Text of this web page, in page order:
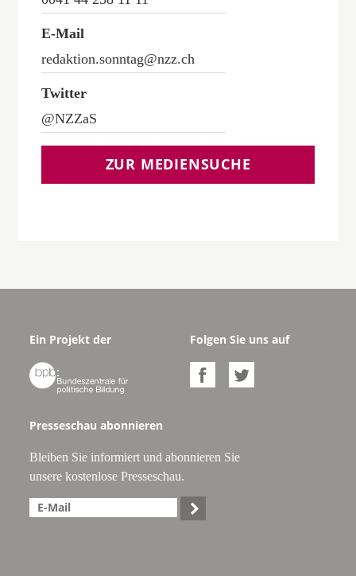
E-Mail
redaktion.sonntag@nzz.ch
Twitter
@NZZaS
ZUR MEDIENSUCHE
Ein Projekt der

Folgen Sie uns auf
 
Presseschau abonnieren
Bleiben Sie informiert und abonnieren Sie
unsere kostenlose Presseschau.
